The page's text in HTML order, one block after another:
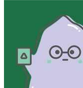
猜你喜欢：
包装设计专业学什么课